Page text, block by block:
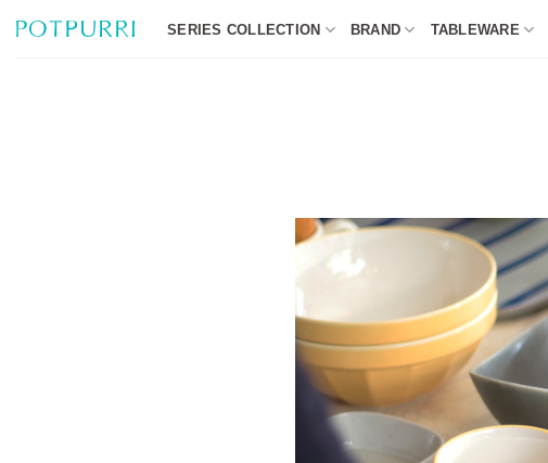
SERIES COLLECTION BRAND TABLEWARE